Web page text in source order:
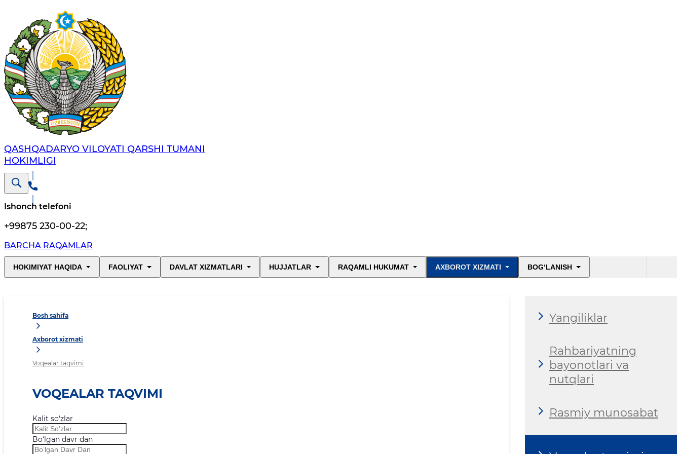
QASHQADARYO VILOYATI QARSHI TUMANI
HOKIMLIGI
Ishonch telefoni
+99875 230-00-22;
BARCHA RAQAMLAR
HOKIMIYAT HAQIDA FAOLIYAT DAVLAT XIZMATLARI HUJJATLAR RAQAMLI HUKUMAT AXBOROT XIZMATI BOG‘LANISH
Bosh sahifa
Axborot xizmati
Voqealar taqvimi
VOQEALAR TAQVIMI
Kalit so‘zlar
Bo‘lgan davr dan
Yangiliklar
Rahbariyatning
bayonotlari va
nutqlari
Rasmiy munosabat